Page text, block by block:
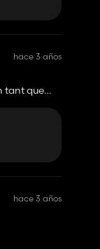
hace 3 años
tant que
hace 3 años